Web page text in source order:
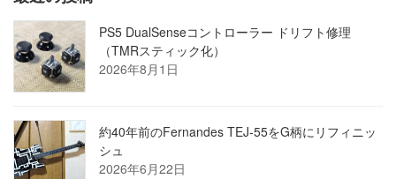
PS5 DualSenseコントローラー ドリフト修理
（TMRスティック化）
2026年8月1日
約40年前のFernandes TEJ-55をG柄にリフィニッ
シュ
2026年6月22日